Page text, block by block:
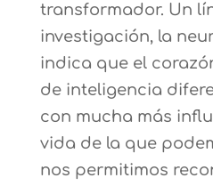
transformador. Un
investigación, la
indica que el
de inteligencia
con mucha más
vida de la que
nos permitimos